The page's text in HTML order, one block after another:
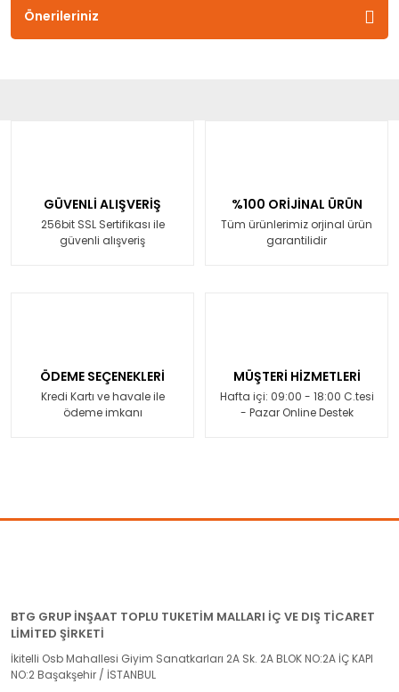
Önerileriniz
GÜVENLİ ALIŞVERİŞ
256bit SSL Sertifikası ile
güvenli alışveriş
%100 ORİJİNAL ÜRÜN
Tüm ürünlerimiz orjinal ürün
garantilidir
ÖDEME SEÇENEKLERİ
Kredi Kartı ve havale ile
ödeme imkanı
MÜŞTERİ HİZMETLERİ
Hafta içi: 09:00 - 18:00 C.tesi
- Pazar Online Destek
BTG GRUP İNŞAAT TOPLU TUKETİM MALLARI İÇ VE DIŞ TİCARET
LİMİTED ŞİRKETİ
İkitelli Osb Mahallesi Giyim Sanatkarları 2A Sk. 2A BLOK NO:2A İÇ KAPI
NO:2 Başakşehir / İSTANBUL